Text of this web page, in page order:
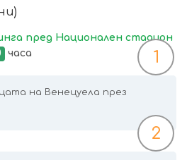
пред Национален стадион
часа 1
на Венецуела през
2